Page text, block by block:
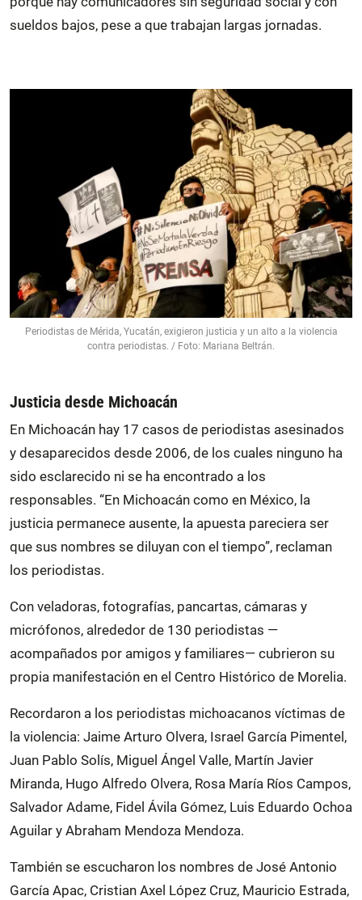
sueldos bajos, pese a que trabajan largas jornadas.
Periodistas de Mérida, Yucatán, exigieron justicia y un alto a la violencia
contra periodistas. / Foto: Mariana Beltrán.
Justicia desde Michoacán
En Michoacán hay 17 casos de periodistas asesinados
y desaparecidos desde 2006, de los cuales ninguno ha
sido esclarecido ni se ha encontrado a los
responsables. “En Michoacán como en México, la
justicia permanece ausente, la apuesta pareciera ser
que sus nombres se diluyan con el tiempo”, reclaman
los periodistas.
Con veladoras, fotografías, pancartas, cámaras y
micrófonos, alrededor de 130 periodistas —
acompañados por amigos y familiares— cubrieron su
propia manifestación en el Centro Histórico de Morelia.
Recordaron a los periodistas michoacanos víctimas de
la violencia: Jaime Arturo Olvera, Israel García Pimentel,
Juan Pablo Solís, Miguel Ángel Valle, Martín Javier
Miranda, Hugo Alfredo Olvera, Rosa María Ríos Campos,
Salvador Adame, Fidel Ávila Gómez, Luis Eduardo Ochoa
Aguilar y Abraham Mendoza Mendoza.
También se escucharon los nombres de José Antonio
García Apac, Cristian Axel López Cruz, Mauricio Estrada,